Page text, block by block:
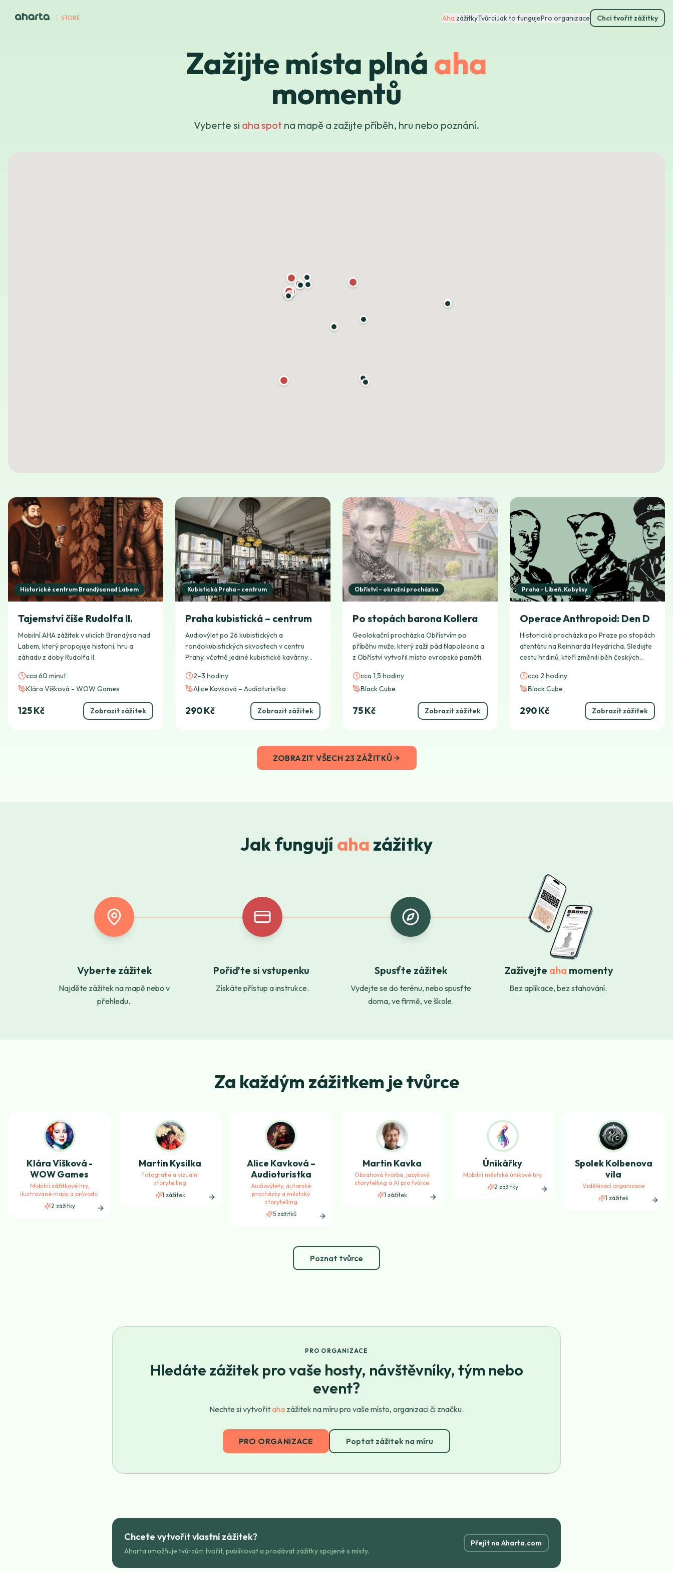
STORE Aha zážitkyTvůrciJak to fungujePro organizace Chci tvořit zážitky
Zažijte místa plnáaha
momentů
Vyberte si aha spot na mapě a zažijte příběh, hru nebo poznání.
Historické centrum Brandýsa nad Labem
Tajemství číše Rudolfa II.
Mobilní AHA zážitek v ulicích Brandýsa nad
Labem, který propojuje historii, hru a
záhadu z doby Rudolfa II.
cca 60 minut
Klára Víšková - WOW Games
125 Kč Zobrazit zážitek
Kubistická Praha – centrum
Praha kubistická – centrum
Audiovýlet po 26 kubistických a
rondokubistických skvostech v centru
Prahy, včetně jediné kubistické kavárny
2–3 hodiny
Alice Kavková – Audioturistka
290 Kč Zobrazit zážitek
Obříství – okružní procházka
Po stopách barona Kollera
Geolokační procházka Obřístvím po
příběhu muže, který zažil pád Napoleona a
z Obříství vytvořil místo evropské paměti.
cca 1,5 hodiny
Black Cube
75 Kč Zobrazit zážitek
Praha – Libeň, Kobylisy
Operace Anthropoid: Den D
Historická procházka po Praze po stopách
atentátu na Reinharda Heydricha. Sledujte
cestu hrdinů, kteří změnili běh českých
cca 2 hodiny
Black Cube
290 Kč Zobrazit zážitek
ZOBRAZIT VŠECH 23 ZÁŽITKŮ
Jak fungují aha zážitky
Vyberte zážitek
Najděte zážitek na mapě nebo v
přehledu.
Pořiďte si vstupenku
Získáte přístup a instrukce.
Spusťte zážitek
Vydejte se do terénu, nebo spusťte
doma, ve firmě, ve škole.
Zažívejte aha momenty
Bez aplikace, bez stahování.
Za každým zážitkem je tvůrce
Klára Víšková -
WOW Games
Mobilní zážitkové hry,
ilustrované mapy a průvodci
2 zážitky
Martin Kysilka
Fotografie a vizuální
storytelling
1 zážitek
Alice Kavková –
Audioturistka
Audiovýlety, autorské
procházky a městský
storytelling
5 zážitků
Martin Kavka
Obsahová tvorba, jazykový
storytelling a AI pro tvůrce
1 zážitek
Únikářky
Mobilní městské únikové hry
2 zážitky
Spolek Kolbenova
vila
Vzdělávací organizace
1 zážitek
Poznat tvůrce
PRO ORGANIZACE
Hledáte zážitek pro vaše hosty, návštěvníky, tým nebo
event?
Nechte si vytvořitaha zážitek na míru pro vaše místo, organizaci či značku.
PRO ORGANIZACE Poptat zážitek na míru
Chcete vytvořit vlastní zážitek?
Aharta umožňuje tvůrcům tvořit, publikovat a prodávat zážitky spojené s místy.
Přejít na Aharta.com